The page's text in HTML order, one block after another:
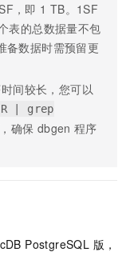
，即 1 TB。1SF
表的总数据量不包
备数据时需预留更
间较长，您可以
| grep
确保 dbgen 程序
PostgreSQL 版 ，